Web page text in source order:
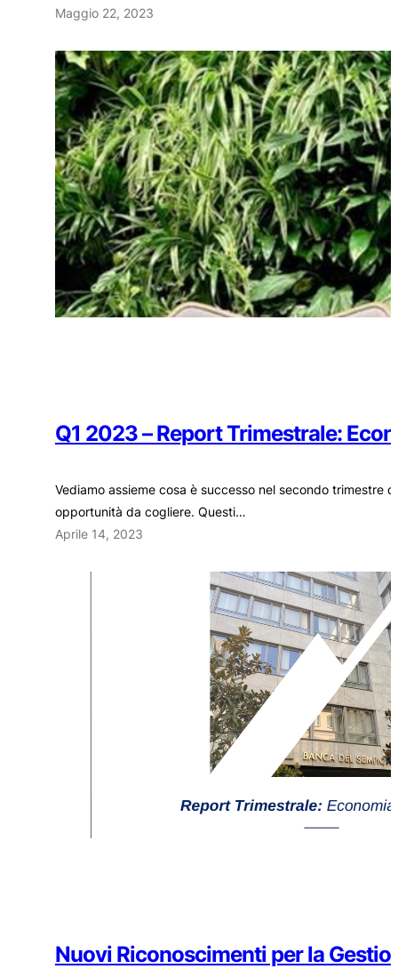
Maggio 22, 2023
Q1 2023 – Report Trimestrale:
Vediamo assieme cosa è successo nel secondo trimestre
opportunità da cogliere. Questi…
Aprile 14, 2023
Nuovi Riconoscimenti per la